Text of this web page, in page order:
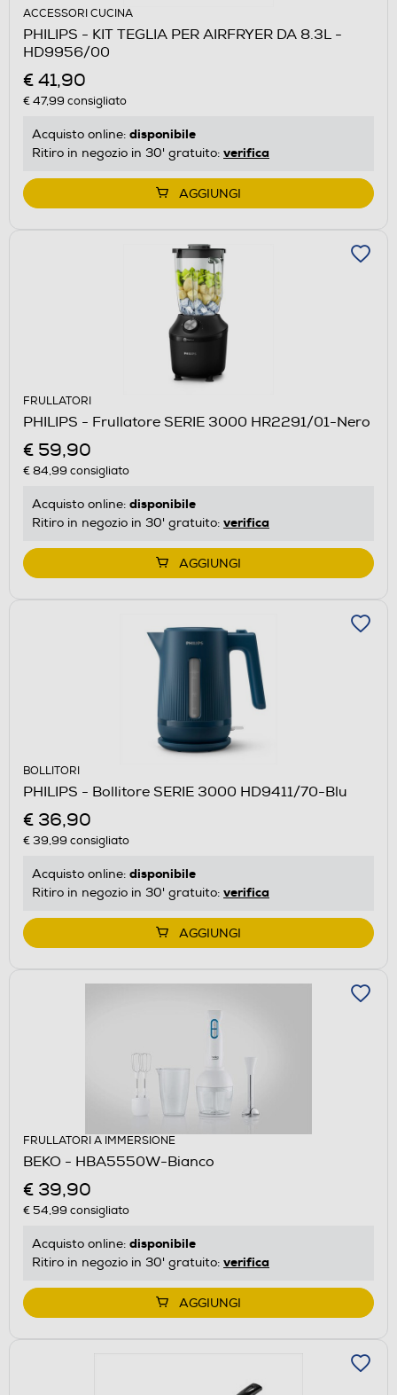
ACCESSORI CUCINA
PHILIPS - KIT TEGLIA PER AIRFRYER DA 8.3L -
HD9956/00
€ 41,90
€ 47,99 consigliato
Acquisto online: disponibile
Ritiro in negozio in 30' gratuito: verifica
AGGIUNGI
FRULLATORI
PHILIPS - Frullatore SERIE 3000 HR2291/01-Nero
€ 59,90
€ 84,99 consigliato
Acquisto online: disponibile
Ritiro in negozio in 30' gratuito: verifica
AGGIUNGI
BOLLITORI
PHILIPS - Bollitore SERIE 3000 HD9411/70-Blu
€ 36,90
€ 39,99 consigliato
Acquisto online: disponibile
Ritiro in negozio in 30' gratuito: verifica
AGGIUNGI
FRULLATORI A IMMERSIONE
BEKO - HBA5550W-Bianco
€ 39,90
€ 54,99 consigliato
Acquisto online: disponibile
Ritiro in negozio in 30' gratuito: verifica
AGGIUNGI